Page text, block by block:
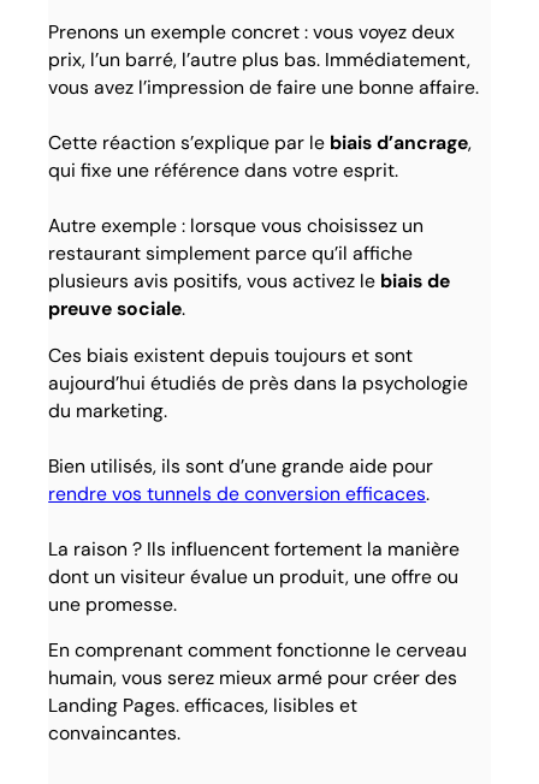
Prenons un exemple concret : vous voyez deux
prix, l’un barré, l’autre plus bas. Immédiatement,
vous avez l’impression de faire une bonne affaire.
Cette réaction s’explique par le biais d’ancrage,
qui fixe une référence dans votre esprit.
Autre exemple : lorsque vous choisissez un
restaurant simplement parce qu’il affiche
plusieurs avis positifs, vous activez le biais de
preuve sociale.
Ces biais existent depuis toujours et sont
aujourd’hui étudiés de près dans la psychologie
du marketing.
Bien utilisés, ils sont d’une grande aide pour
rendre vos tunnels de conversion efficaces.
La raison ? Ils influencent fortement la manière
dont un visiteur évalue un produit, une offre ou
une promesse.
En comprenant comment fonctionne le cerveau
humain, vous serez mieux armé pour créer des
Landing Pages. efficaces, lisibles et
convaincantes.